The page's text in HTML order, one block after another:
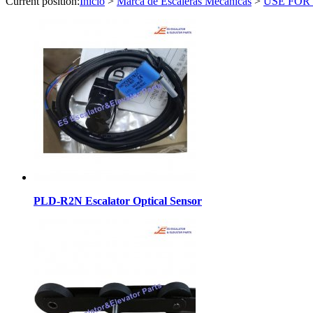
PLD-R2N Escalator Optical Sensor